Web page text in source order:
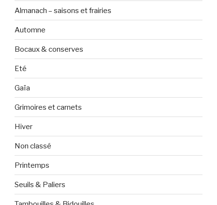
Almanach – saisons et frairies
Automne
Bocaux & conserves
Eté
Gaïa
Grimoires et carnets
Hiver
Non classé
Printemps
Seuils & Paliers